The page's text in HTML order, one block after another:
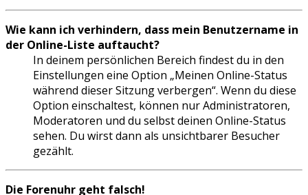
Wie kann ich verhindern, dass mein Benutzername in
der Online-Liste auftaucht?
In deinem persönlichen Bereich findest du in den
Einstellungen eine Option „Meinen Online-Status
während dieser Sitzung verbergen“. Wenn du diese
Option einschaltest, können nur Administratoren,
Moderatoren und du selbst deinen Online-Status
sehen. Du wirst dann als unsichtbarer Besucher
gezählt.
Die Forenuhr geht falsch!